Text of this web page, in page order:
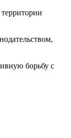
борьбу с